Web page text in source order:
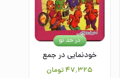
خودنمایی در جمع
۴۷٬۳۲۵تومان
در حد نو